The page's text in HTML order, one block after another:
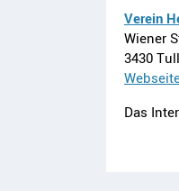
Verein
Wiener
3430
Das